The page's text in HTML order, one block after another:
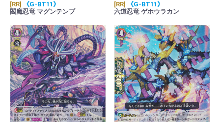
[RR]
《G-BT11》
閻魔忍竜 マグンテンブ
[RR]
《G-BT11》
六道忍竜 ゲホウラカン